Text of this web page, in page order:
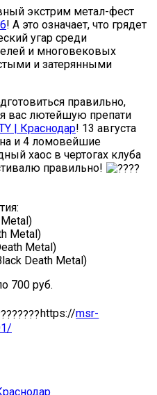
экстрим метал-фест
! А это означает, что грядет
угар среди
и многовековых
и затерянными
правильно,
вас лютейшую препати
| Краснодар! 13 августа
и 4 ломовейшие
хаос в чертогах клуба
правильно!
Metal)
Metal)
Death Metal)
700 руб.
https://msr-